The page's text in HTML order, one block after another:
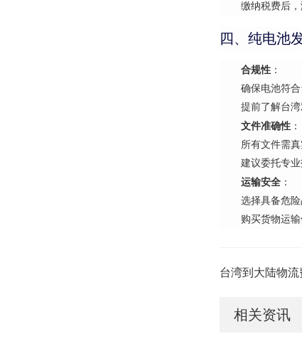
缴纳税费后
四、纯电池
合规性 ：
确保电池符
提前了解台
文件准确性 ：
所有文件需
建议委托专
运输安全 ：
选择具备危
购买货物运
台湾到大陆物
相关资讯